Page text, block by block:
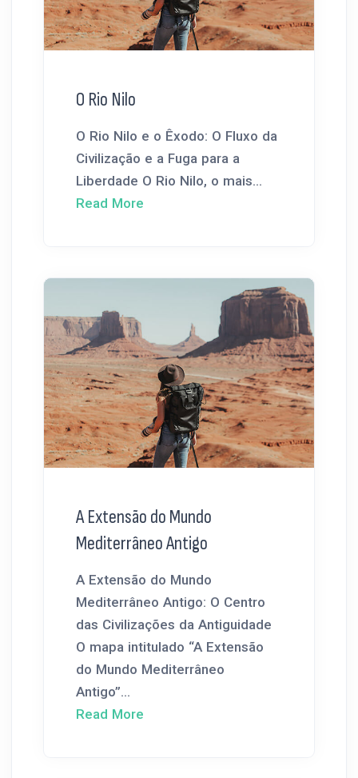
O Rio Nilo
O Rio Nilo e o Êxodo: O Fluxo da
Civilização e a Fuga para a
Liberdade O Rio Nilo, o mais...
Read More
A Extensão do Mundo
Mediterrâneo Antigo
A Extensão do Mundo
Mediterrâneo Antigo: O Centro
das Civilizações da Antiguidade
O mapa intitulado “A Extensão
do Mundo Mediterrâneo
Antigo”...
Read More